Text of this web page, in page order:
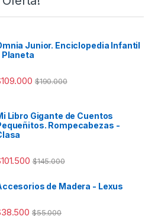
Junior. Enciclopedia Infantil
Planeta
109.000 $190.000
Libro Gigante de Cuentos
Rompecabezas -
101.500 $145.000
de Madera - Lexus
38.500 $55.000